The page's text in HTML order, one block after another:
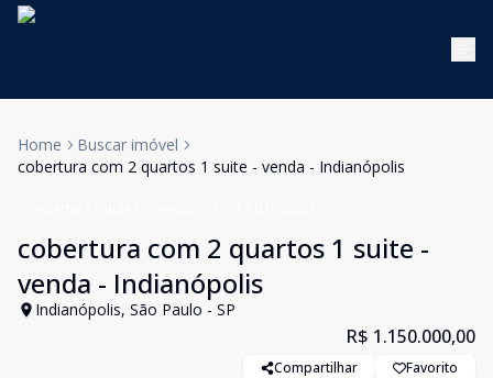
Home
Buscar imóvel
cobertura com 2 quartos 1 suite - venda - Indianópolis
cobertura com 2 quartos 1 suite -
venda - Indianópolis
Indianópolis, São Paulo - SP
R$ 1.150.000,00
Compartilhar Favorito